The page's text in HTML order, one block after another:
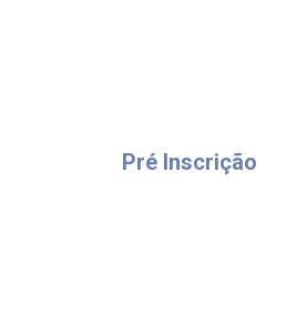
Pré Inscrição